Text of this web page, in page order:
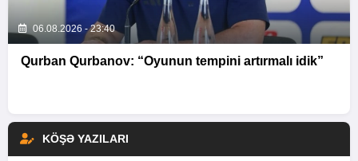
06.08.2026 - 23:40
Qurban Qurbanov: “Oyunun tempini artırmalı idik”
KÖŞƏ YAZILARI